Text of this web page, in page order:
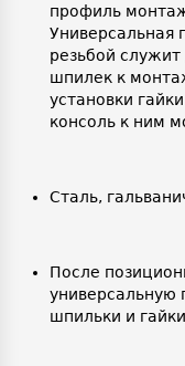
профиль
Универсальная
резьбой
шпилек к
установки
консоль к ним
Сталь,
После
универсальную
шпильки и